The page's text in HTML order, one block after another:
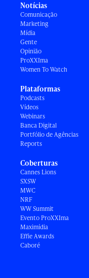
Notícias
Comunicação
Marketing
Mídia
Gente
Opinião
ProXXIma
Women To Watch
Plataformas
Podcasts
Vídeos
Webinars
Banca Digital
Portfólio de Agências
Reports
Coberturas
Cannes Lions
SXSW
MWC
NRF
WW Summit
Evento ProXXIma
Maximídia
Effie Awards
Caboré